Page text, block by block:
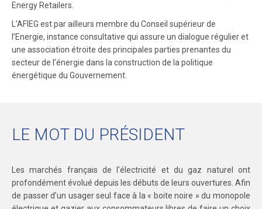
Energy Retailers.
L’AFIEG est par ailleurs membre du Conseil supérieur de
l’Energie, instance consultative qui assure un dialogue régulier et
une association étroite des principales parties prenantes du
secteur de l’énergie dans la construction de la politique
énergétique du Gouvernement.
LE MOT DU PRÉSIDENT
Les marchés français de l’électricité et du gaz naturel ont
profondément évolué depuis les débuts de leurs ouvertures. Afin
de passer d’un usager seul face à la « boite noire » du monopole